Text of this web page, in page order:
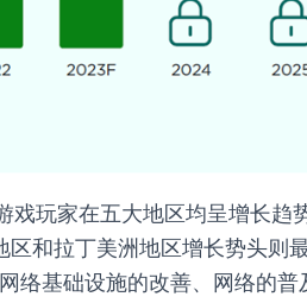
戏玩家在五大地区均呈增长趋
区和拉丁美洲地区增长势头则
络基础设施的改善、网络的